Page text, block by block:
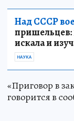
Над СССР
пришельцев:
искала и
НАУКА
«Приговор в
говорится в